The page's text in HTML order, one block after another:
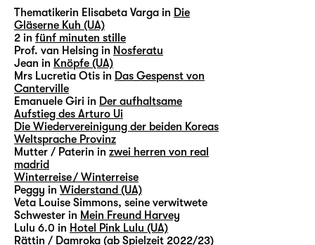
Thematikerin Elisabeta Varga in Die
Gläserne Kuh (UA)
2 in fünf minuten stille
Prof. van Helsing in Nosferatu
Jean in Knöpfe (UA)
Mrs Lucretia Otis in Das Gespenst von
Canterville
Emanuele Giri in Der aufhaltsame
Aufstieg des Arturo Ui
Die Wiedervereinigung der beiden Koreas
Weltsprache Provinz
Mutter / Paterin in zwei herren von real
madrid
Winterreise / Winterreise
Peggy in Widerstand (UA)
Veta Louise Simmons, seine verwitwete
Schwester in Mein Freund Harvey
Lulu 6.0 in Hotel Pink Lulu (UA)
Rättin / Damroka (ab Spielzeit 2022/23)